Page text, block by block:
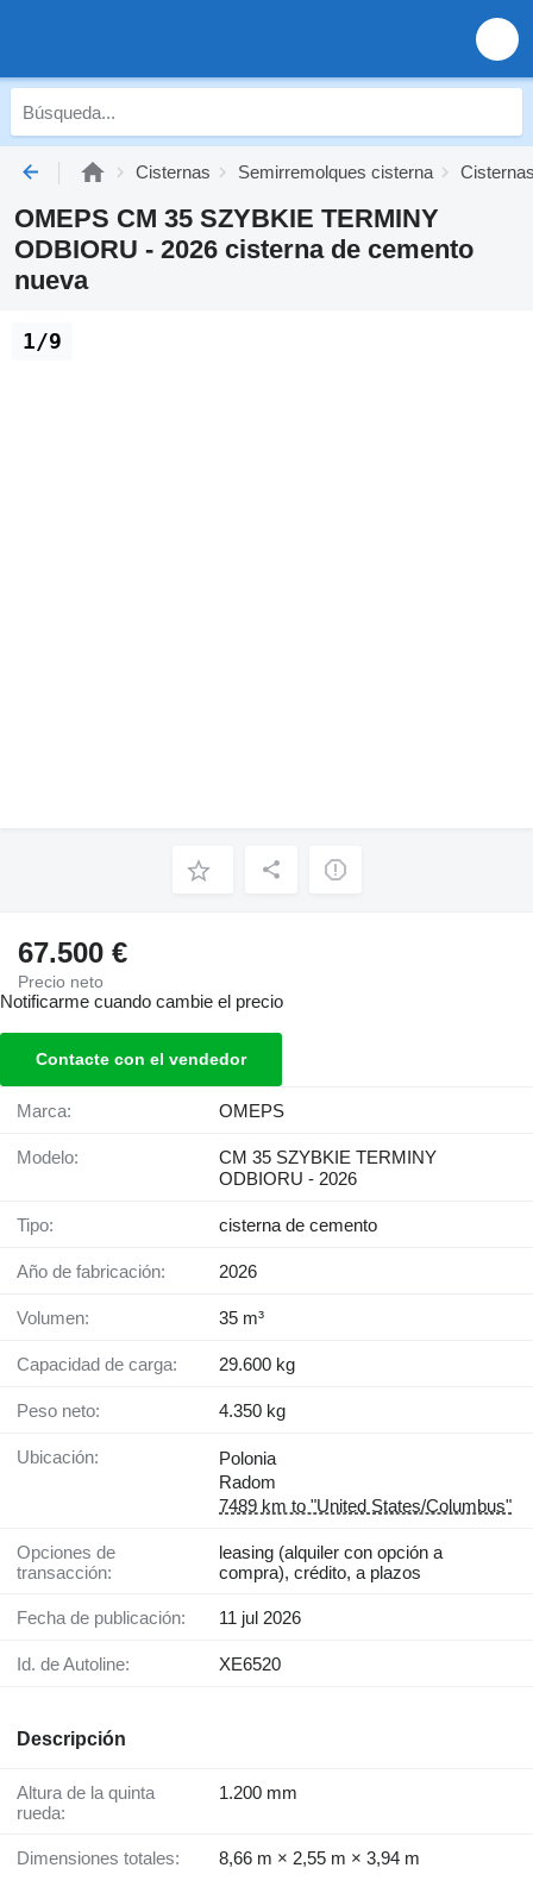
Cisternas Semirremolques cisterna
OMEPS CM 35 SZYBKIE TERMINY
ODBIORU - 2026 cisterna de cemento
nueva
1/9
67.500 €
Precio neto
Notificarme cuando cambie el precio
Contacte con el vendedor
Marca: OMEPS
Modelo:
CM 35 SZYBKIE TERMINY
ODBIORU - 2026
Tipo: cisterna de cemento
Año de fabricación: 2026
Volumen: 35 m³
Capacidad de carga: 29.600 kg
Peso neto: 4.350 kg
Ubicación:
Polonia
Radom
7489 km to "United States/Columbus"
Opciones de
transacción:
leasing (alquiler con opción a
compra), crédito, a plazos
Fecha de publicación: 11 jul 2026
Id. de Autoline: XE6520
Descripción
Altura de la quinta
rueda:
1.200 mm
Dimensiones totales: 8,66 m × 2,55 m × 3,94 m